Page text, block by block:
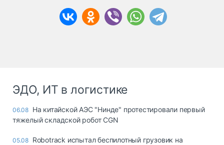
ЭДО, ИТ в логистике
06.08 На китайской АЭС "Нинде" протестировали первый
тяжелый складской робот CGN
05.08 Robotrack испытал беспилотный грузовик на